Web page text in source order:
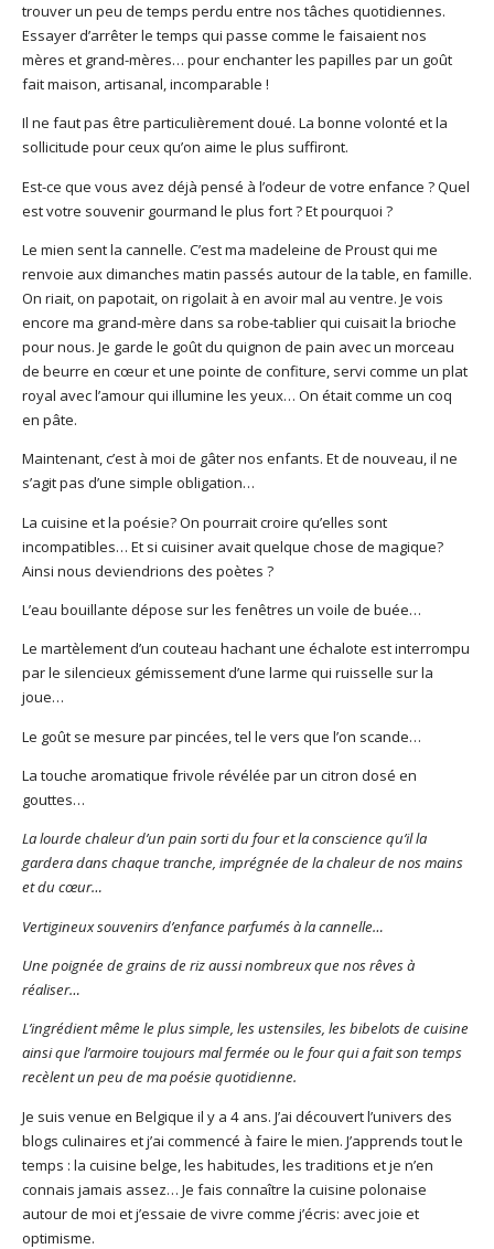
trouver un peu de temps perdu entre nos tâches quotidiennes.
Essayer d’arrêter le temps qui passe comme le faisaient nos
mères et grand-mères… pour enchanter les papilles par un goût
fait maison, artisanal, incomparable !
Il ne faut pas être particulièrement doué. La bonne volonté et la
sollicitude pour ceux qu’on aime le plus suffiront.
Est-ce que vous avez déjà pensé à l’odeur de votre enfance ? Quel
est votre souvenir gourmand le plus fort ? Et pourquoi ?
Le mien sent la cannelle. C’est ma madeleine de Proust qui me
renvoie aux dimanches matin passés autour de la table, en famille.
On riait, on papotait, on rigolait à en avoir mal au ventre. Je vois
encore ma grand-mère dans sa robe-tablier qui cuisait la brioche
pour nous. Je garde le goût du quignon de pain avec un morceau
de beurre en cœur et une pointe de confiture, servi comme un plat
royal avec l’amour qui illumine les yeux… On était comme un coq
en pâte.
Maintenant, c’est à moi de gâter nos enfants. Et de nouveau, il ne
s’agit pas d’une simple obligation…
La cuisine et la poésie? On pourrait croire qu’elles sont
incompatibles… Et si cuisiner avait quelque chose de magique?
Ainsi nous deviendrions des poètes ?
L’eau bouillante dépose sur les fenêtres un voile de buée…
Le martèlement d’un couteau hachant une échalote est interrompu
par le silencieux gémissement d’une larme qui ruisselle sur la
joue…
Le goût se mesure par pincées, tel le vers que l’on scande…
La touche aromatique frivole révélée par un citron dosé en
gouttes…
La lourde chaleur d’un pain sorti du four et la conscience qu’il la
gardera dans chaque tranche, imprégnée de la chaleur de nos mains
et du cœur…
Vertigineux souvenirs d’enfance parfumés à la cannelle…
Une poignée de grains de riz aussi nombreux que nos rêves à
réaliser…
L’ingrédient même le plus simple, les ustensiles, les bibelots de cuisine
ainsi que l’armoire toujours mal fermée ou le four qui a fait son temps
recèlent un peu de ma poésie quotidienne.
Je suis venue en Belgique il y a 4 ans. J’ai découvert l’univers des
blogs culinaires et j’ai commencé à faire le mien. J’apprends tout le
temps : la cuisine belge, les habitudes, les traditions et je n’en
connais jamais assez… Je fais connaître la cuisine polonaise
autour de moi et j’essaie de vivre comme j’écris: avec joie et
optimisme.